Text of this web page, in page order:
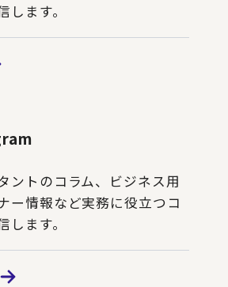
します。
ントのコラム、ビジネス用
ー情報など実務に役立つコ
します。